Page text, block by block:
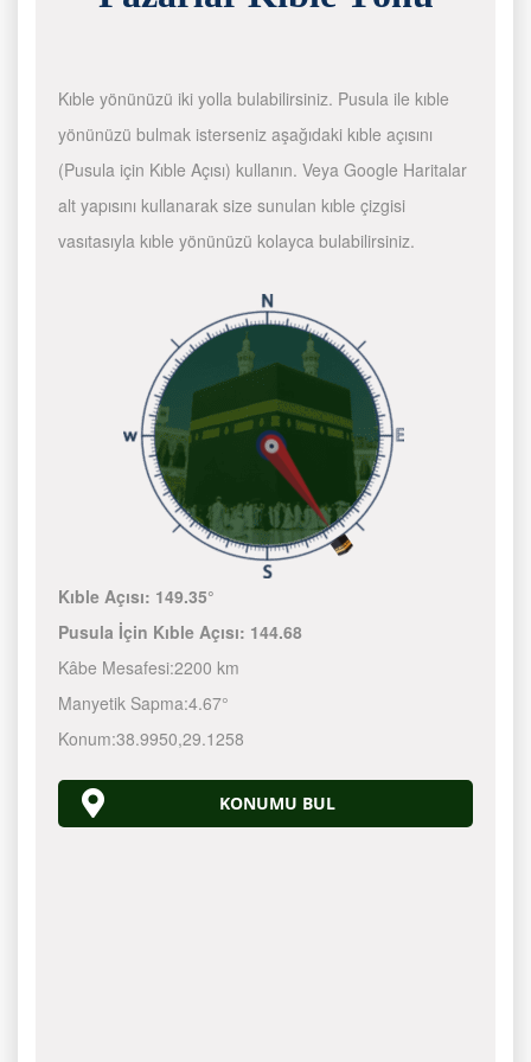
Kıble yönünüzü iki yolla bulabilirsiniz. Pusula ile kıble
yönünüzü bulmak isterseniz aşağıdaki kıble açısını
(Pusula için Kıble Açısı) kullanın. Veya Google Haritalar
alt yapısını kullanarak size sunulan kıble çizgisi
vasıtasıyla kıble yönünüzü kolayca bulabilirsiniz.
Kıble Açısı: 149.35°
Pusula İçin Kıble Açısı: 144.68
Kâbe Mesafesi:2200 km
Manyetik Sapma:4.67°
Konum:38.9950,29.1258
KONUMU BUL